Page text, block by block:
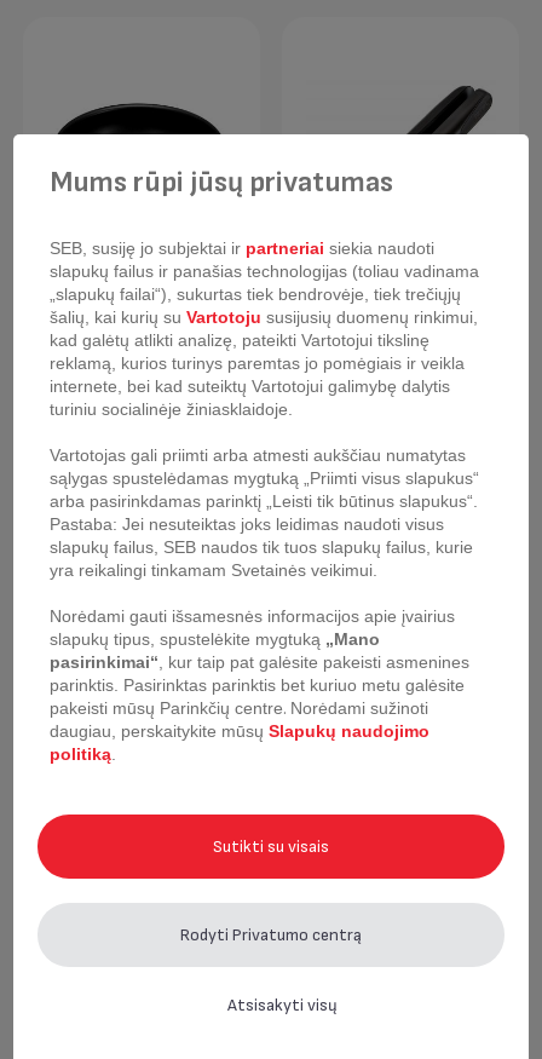
Wok keptuvė Tefal
Ingenio Emotion 26 cm
Skardinių atidarytuvas
Tefal Ingenio
Ledų šaukštas Tefal
Mums rūpi jūsų privatumas
SEB, susiję jo subjektai ir partneriai siekia naudoti
slapukų failus ir panašias technologijas (toliau vadinama
„slapukų failai“), sukurtas tiek bendrovėje, tiek trečiųjų
šalių, kai kurių su Vartotoju susijusių duomenų rinkimui,
kad galėtų atlikti analizę, pateikti Vartotojui tikslinę
reklamą, kurios turinys paremtas jo pomėgiais ir veikla
internete, bei kad suteiktų Vartotojui galimybę dalytis
turiniu socialinėje žiniasklaidoje.
Vartotojas gali priimti arba atmesti aukščiau numatytas
sąlygas spustelėdamas mygtuką „Priimti visus slapukus“
arba pasirinkdamas parinktį „Leisti tik būtinus slapukus“.
Pastaba: Jei nesuteiktas joks leidimas naudoti visus
slapukų failus, SEB naudos tik tuos slapukų failus, kurie
yra reikalingi tinkamam Svetainės veikimui.
Norėdami gauti išsamesnės informacijos apie įvairius
slapukų tipus, spustelėkite mygtuką „Mano
pasirinkimai“ , kur taip pat galėsite pakeisti asmenines
parinktis. Pasirinktas parinktis bet kuriuo metu galėsite
pakeisti mūsų Parinkčių centre. Norėdami sužinoti
daugiau, perskaitykite mūsų Slapukų naudojimo
politiką
Sutikti su visais
Rodyti Privatumo centrą
Atsisakyti visų